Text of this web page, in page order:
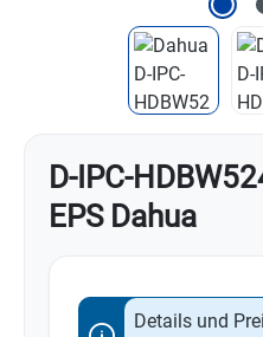
D-IPC-
EPS Dahua
Details und